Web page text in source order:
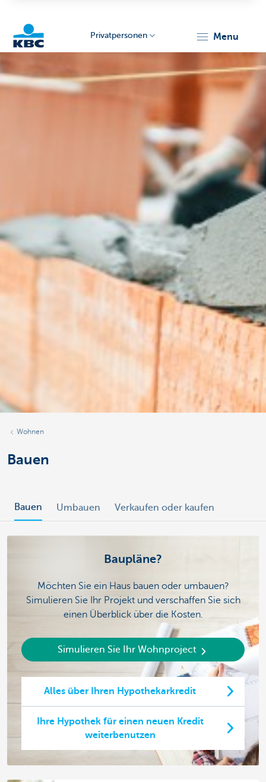
Privatpersonen menu
Wohnen
Bauen
Bauen Umbauen Verkaufen oder kaufen
Baupläne?
Möchten Sie ein Haus bauen oder umbauen?
Simulieren Sie Ihr Projekt und verschaffen Sie sich
einen Überblick über die Kosten.
Simulieren Sie Ihr Wohnproject
Alles über Ihren Hypothekarkredit
Ihre Hypothek für einen neuen Kredit
weiterbenutzen